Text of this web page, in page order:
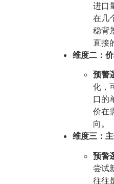
进口
在几
稳背
直接
维度二：
预警
化，
口的
价在
向。
维度三：
预警
尝试
往往